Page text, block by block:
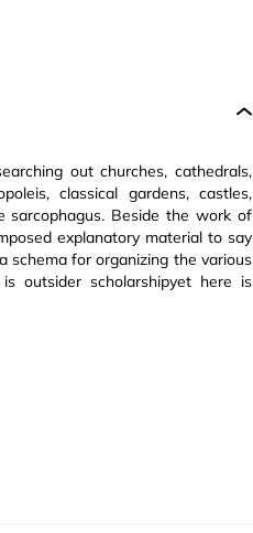
out churches, cathedrals,
classical gardens, castles,
sarcophagus. Beside the work of
explanatory material to say
schema for organizing the various
outsider scholarshipyet here is